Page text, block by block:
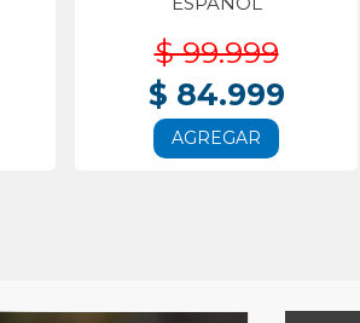
$ 99.999
$ 84.999
AGREGAR